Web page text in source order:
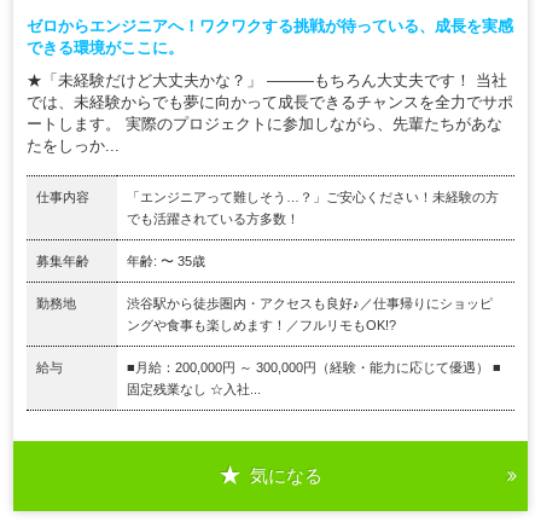
ゼロからエンジニアへ！ワクワクする挑戦が待っている、成長を実感
できる環境がここに。
★「未経験だけど大丈夫かな？」 ―――もちろん大丈夫です！ 当社
では、未経験からでも夢に向かって成長できるチャンスを全力でサポ
ートします。 実際のプロジェクトに参加しながら、先輩たちがあな
たをしっか...
仕事内容
「エンジニアって難しそう…？」ご安心ください！未経験の方
でも活躍されている方多数！
募集年齢 年齢: 〜 35歳
勤務地
渋谷駅から徒歩圏内・アクセスも良好♪／仕事帰りにショッピ
ングや食事も楽しめます！／フルリモもOK!?
給与
■月給：200,000円 ～ 300,000円（経験・能力に応じて優遇） ■
固定残業なし ☆入社...
気になる